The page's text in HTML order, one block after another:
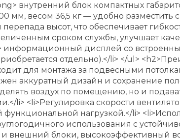
внутренний блок компактных
мм, весом 36,5 кг — удобно разместить
высот, что обеспечивает
сроком службы, улучшает
информационный дисплей со
отдельно).</li> </ul>
для монтажа за подвесными
аккуратный дизайн и сохранение
воздух по помещению, но и
li> <li>Регулировка скорости
нагрузкой.</li>
использования с
и внешний блоки, высокоэффективный